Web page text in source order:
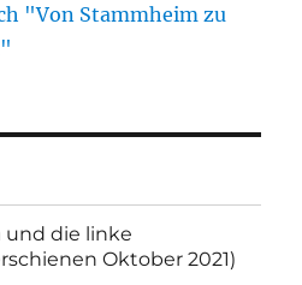
"Von Stammheim zu
und die linke
Oktober 2021)